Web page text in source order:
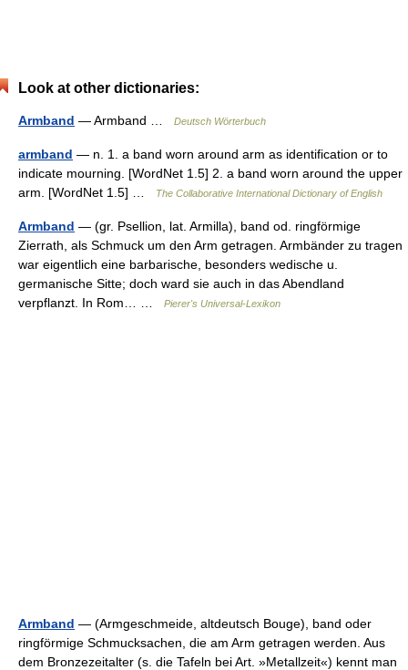
Look at other dictionaries:
Armband — Armband … Deutsch Wörterbuch
armband — n. 1. a band worn around arm as identification or to
indicate mourning. [WordNet 1.5] 2. a band worn around the upper
arm. [WordNet 1.5] …
The Collaborative International Dictionary of English
Armband — (gr. Psellion, lat. Armilla), band od. ringförmige
Zierrath, als Schmuck um den Arm getragen. Armbänder zu tragen
war eigentlich eine barbarische, besonders wedische u.
germanische Sitte; doch ward sie auch in das Abendland
verpflanzt. In Rom… …
Pierer's Universal-Lexikon
Armband — (Armgeschmeide, altdeutsch Bouge), band oder
ringförmige Schmucksachen, die am Arm getragen werden. Aus
dem Bronzezeitalter (s. die Tafeln bei Art. »Metallzeit«) kennt man